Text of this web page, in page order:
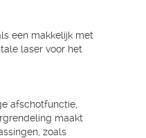
een makkelijk met
laser voor het
afschotfunctie,
maakt
zoals